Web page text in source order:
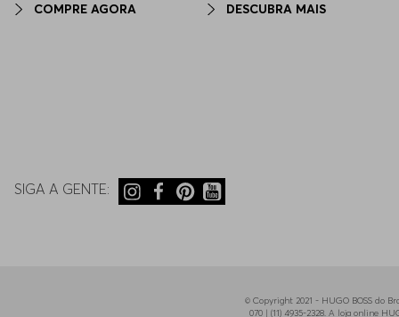
COMPRE AGORA DESCUBRA MAIS
SIGA A GENTE:
© Copyright 2021 - HUGO BOSS do
070 | (11) 4935-2328. A loja online